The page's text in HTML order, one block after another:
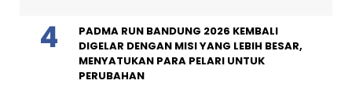
PADMA RUN BANDUNG 2026 KEMBALI
DIGELAR DENGAN MISI YANG LEBIH BESAR,
MENYATUKAN PARA PELARI UNTUK
PERUBAHAN